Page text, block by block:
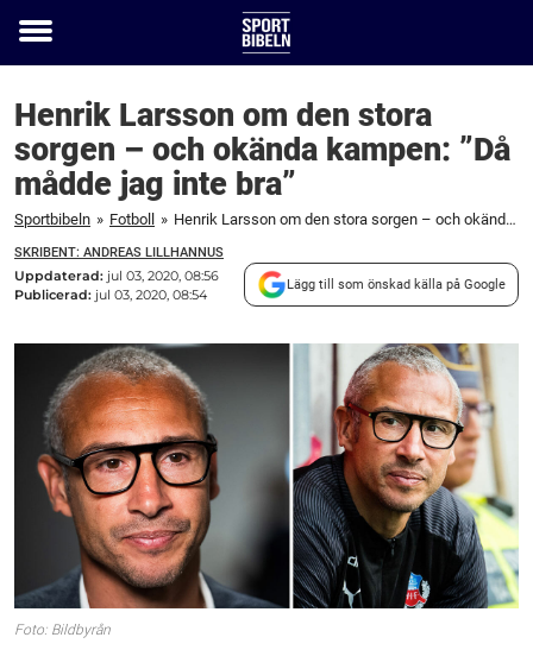
Toggle
Henrik Larsson om den stora
sorgen – och okända kampen: ”Då
mådde jag inte bra”
Sportbibeln » Fotboll » Henrik Larsson om den stora sorgen – och okända kampen: ”Då mådde jag inte bra”
SKRIBENT: ANDREAS LILLHANNUS
Uppdaterad: jul 03, 2020, 08:56
Publicerad: jul 03, 2020, 08:54
Lägg till som önskad källa på Google
Foto: Bildbyrån